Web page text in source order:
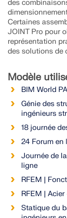
Logiciel CFD
API
Votre porte
l’automatisation
OBTENIR
OBTENIR
d'ingénierie
niveau
des
Certaines
JOINT Pro pour
représentation
des solutions de
Modèle
BIM World
Génie des
ingénieurs
18 journée
24 Forum en
Journée de
ligne
RFEM |
RFEM |
Statique du